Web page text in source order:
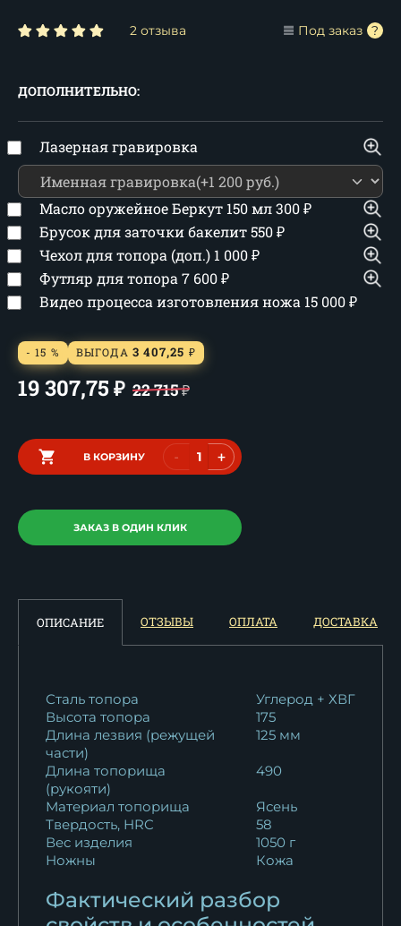
2 отзыва Под заказ
ДОПОЛНИТЕЛЬНО:
Лазерная гравировка
Масло оружейное Беркут 150 мл300₽
Брусок для заточки бакелит550₽
Чехол для топора (доп.) 1 000₽
Футляр для топора 7 600₽
Видео процесса изготовления ножа 15 000₽
- 15 % ВЫГОДА 3 407,25 ₽
19 307,75 ₽ 22 715₽
В КОРЗИНУ - +
ЗАКАЗ В ОДИН КЛИК
ОПИСАНИЕ ОТЗЫВЫ ОПЛАТА ДОСТАВКА
Сталь топора
Углерод + ХВГ
Высота топора
175
Длина лезвия (режущей
части)
125 мм
Длина топорища
(рукояти)
490
Материал топорища
Ясень
Твердость, HRC
58
Вес изделия
1050 г
Ножны
Кожа
Фактический разбор